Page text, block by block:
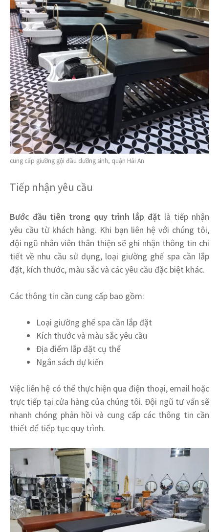
cung cấp giường gội đầu dưỡng sinh, quận Hải An
Tiếp nhận yêu cầu
Bước đầu tiên trong quy trình lắp đặt là tiếp nhận
yêu cầu từ khách hàng. Khi bạn liên hệ với chúng tôi,
đội ngũ nhân viên thân thiện sẽ ghi nhận thông tin chi
tiết về nhu cầu sử dụng, loại giường ghế spa cần lắp
đặt, kích thước, màu sắc và các yêu cầu đặc biệt khác.
Các thông tin cần cung cấp bao gồm:
Loại giường ghế spa cần lắp đặt
Kích thước và màu sắc yêu cầu
Địa điểm lắp đặt cụ thể
Ngân sách dự kiến
Việc liên hệ có thể thực hiện qua điện thoại, email hoặc
trực tiếp tại cửa hàng của chúng tôi. Đội ngũ tư vấn sẽ
nhanh chóng phản hồi và cung cấp các thông tin cần
thiết để tiếp tục quy trình.